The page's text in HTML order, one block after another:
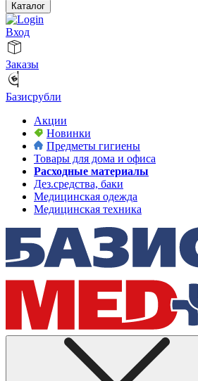
Каталог
Вход
Заказы
Базисрубли
Акции
Новинки
Предметы гигиены
Товары для дома и офиса
Расходные материалы
Дез.средства, баки
Медицинская одежда
Медицинская техника